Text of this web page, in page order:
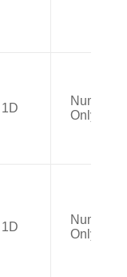
1D
Numbers
Only
1D
Numbers
Only